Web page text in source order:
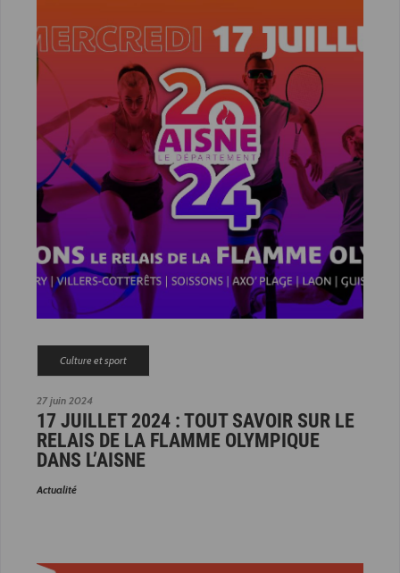
27 juin 2024
Culture et sport
17 JUILLET 2024 : TOUT SAVOIR SUR LE
RELAIS DE LA FLAMME OLYMPIQUE
DANS L’AISNE
Actualité